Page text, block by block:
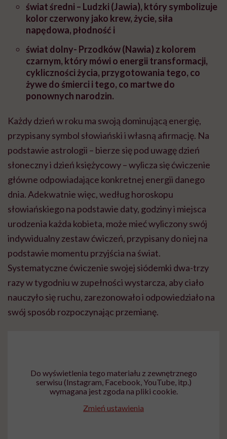
świat średni – Ludzki (Jawia), który symbolizuje
kolor czerwony jako krew, życie, siła
napędowa, płodność i
świat dolny- Przodków (Nawia) z kolorem
czarnym, który mówi o energii transformacji,
cykliczności życia, przygotowania tego, co
żywe do śmierci i tego, co martwe do
ponownych narodzin.
Każdy dzień w roku ma swoją dominującą energię,
przypisany symbol słowiański i własną afirmację. Na
podstawie astrologii – bierze się pod uwagę dzień
słoneczny i dzień księżycowy – wylicza się ćwiczenie
główne odpowiadające konkretnej energii danego
dnia. Adekwatnie więc, według horoskopu
słowiańskiego na podstawie daty, godziny i miejsca
urodzenia każda kobieta, może mieć wyliczony swój
indywidualny zestaw ćwiczeń, przypisany do niej na
podstawie momentu przyjścia na świat.
Systematyczne ćwiczenie swojej siódemki dwa-trzy
razy w tygodniu w zupełności wystarcza, aby ciało
nauczyło się ruchu, zarezonowało i odpowiedziało na
swój sposób rozpoczynając przemianę.
Do wyświetlenia tego materiału z zewnętrznego
serwisu (Instagram, Facebook, YouTube, itp.)
wymagana jest zgoda na pliki cookie.
Zmień ustawienia